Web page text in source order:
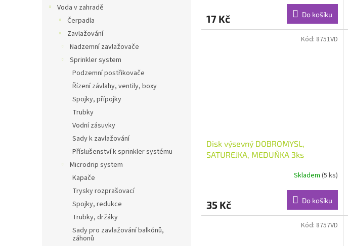
Voda v zahradě
Čerpadla
Zavlažování
Nadzemní zavlažovače
Sprinkler system
Podzemní postřikovače
Řízení závlahy, ventily, boxy
Spojky, přípojky
Trubky
Vodní zásuvky
Sady k zavlažování
Příslušenství k sprinkler systému
Microdrip system
Kapače
Trysky rozprašovací
Spojky, redukce
Trubky, držáky
Sady pro zavlažování balkónů,
záhonů
17 Kč Do košíku
Disk výsevný DOBROMYSL,
SATUREJKA, MEDUŇKA 3ks
Skladem (5 ks)
35 Kč Do košíku
Kód: 8751VD
Kód: 8757VD